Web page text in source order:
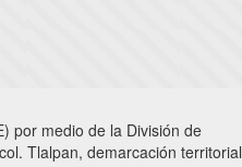
por medio de la División de
Tlalpan, demarcación territorial